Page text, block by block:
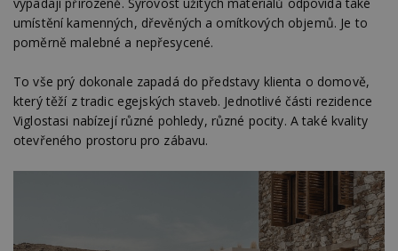
umístění kamenných, dřevěných a omítkových objemů. Je to
poměrně malebné a nepřesycené.
To vše prý dokonale zapadá do představy klienta o domově,
který těží z tradic egejských staveb. Jednotlivé části rezidence
Viglostasi nabízejí různé pohledy, různé pocity. A také kvality
otevřeného prostoru pro zábavu.